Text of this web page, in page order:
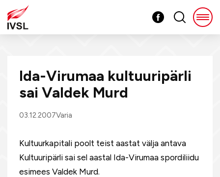
Ida-Virumaa kultuuripärli
sai Valdek Murd
03.12.2007Varia
Kultuurkapitali poolt teist aastat välja antava
Kultuuripärli sai sel aastal Ida-Virumaa spordiliidu
esimees Valdek Murd.